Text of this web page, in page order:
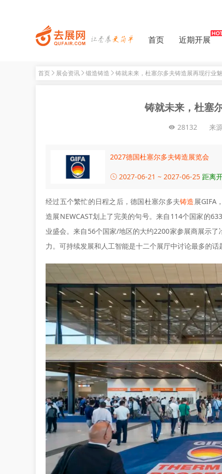
首页 近期开展
首页 展会资讯 锻造铸造 铸就未来，杜塞尔多夫铸造展再现行业
铸就未来，杜塞
28132 来
2027德国杜塞尔多夫铸造展览会
2027-06-21 ~ 2027-06-25 距离
经过五个繁忙的日程之后，德国杜塞尔多夫铸造展GIFA
造展NEWCAST划上了完美的句号。来自114个国家的
业盛会。来自56个国家/地区的大约2200家参展商展示
力。可持续发展和人工智能是十二个展厅中讨论最多的话